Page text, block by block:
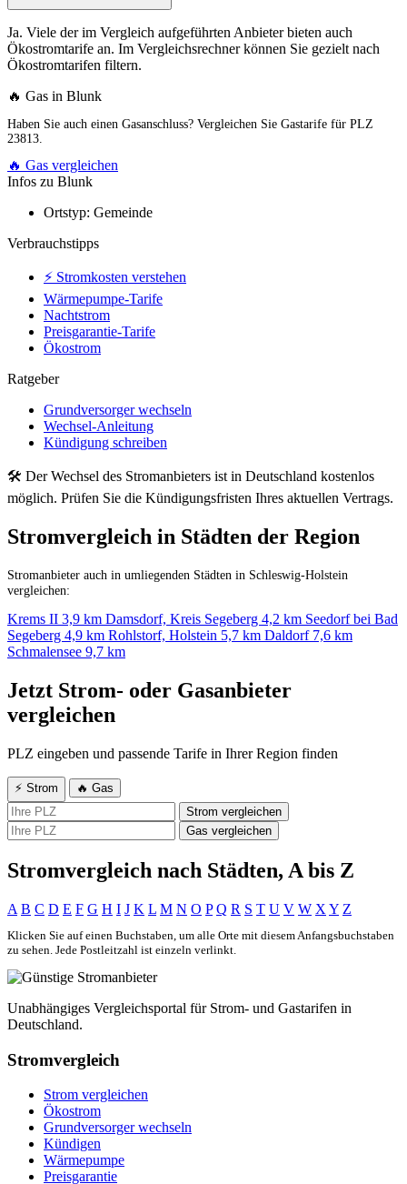
Ja. Viele der im Vergleich aufgeführten Anbieter bieten auch
Ökostromtarife an. Im Vergleichsrechner können Sie gezielt nach
Ökostromtarifen filtern.
🔥 Gas in Blunk
Haben Sie auch einen Gasanschluss? Vergleichen Sie Gastarife für PLZ
23813.
🔥 Gas vergleichen
Infos zu Blunk
Ortstyp: Gemeinde
Verbrauchstipps
⚡ Stromkosten verstehen
Wärmepumpe-Tarife
Nachtstrom
Preisgarantie-Tarife
Ökostrom
Ratgeber
Grundversorger wechseln
Wechsel-Anleitung
Kündigung schreiben
🛠 Der Wechsel des Stromanbieters ist in Deutschland kostenlos
möglich. Prüfen Sie die Kündigungsfristen Ihres aktuellen Vertrags.
Stromvergleich in Städten der Region
Stromanbieter auch in umliegenden Städten in Schleswig-Holstein
vergleichen:
Krems II 3,9 km Damsdorf, Kreis Segeberg 4,2 km Seedorf bei Bad
Segeberg 4,9 km Rohlstorf, Holstein 5,7 km Daldorf 7,6 km
Schmalensee 9,7 km
Jetzt Strom- oder Gasanbieter
vergleichen
PLZ eingeben und passende Tarife in Ihrer Region finden
⚡ Strom
🔥 Gas
Strom vergleichen
Gas vergleichen
Stromvergleich nach Städten, A bis Z
A B C D E F G H I J K L M N O P Q R S T U V W X Y Z
Klicken Sie auf einen Buchstaben, um alle Orte mit diesem Anfangsbuchstaben
zu sehen. Jede Postleitzahl ist einzeln verlinkt.
Unabhängiges Vergleichsportal für Strom- und Gastarifen in
Deutschland.
Stromvergleich
Strom vergleichen
Ökostrom
Grundversorger wechseln
Kündigen
Wärmepumpe
Preisgarantie